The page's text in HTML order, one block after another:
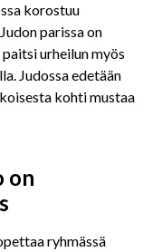
korostuu
parissa on
urheilun myös
Judossa edetään
kohti mustaa
on
ryhmässä